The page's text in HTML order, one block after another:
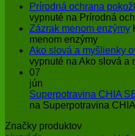
Prírodná ochrana
vypnuté na Prírodná
Zázrak menom enzýmy
menom enzýmy
Ako slová a myšlienky
vypnuté na Ako slová a
07
jún
Superpotravina CHIA
na Superpotravina
Značky produktov